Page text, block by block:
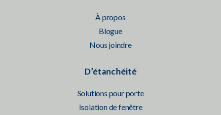
À propos
Blogue
Nous joindre
D’étanchéité
Solutions pour porte
Isolation de fenêtre